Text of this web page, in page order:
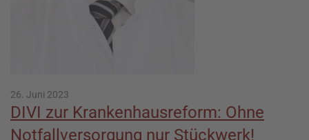
26. Juni 2023
DIVI zur Krankenhausreform: Ohne
Notfallversorgung nur Stückwerk!